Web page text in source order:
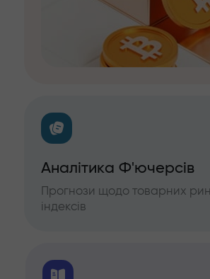
Аналітика Ф'ючерсів
Прогнози щодо товарних
індексів